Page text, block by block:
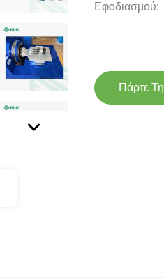
Εφοδιασμού:
Πάρτε